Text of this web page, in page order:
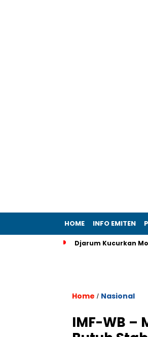
HOME INFO EMITEN
Djarum Kucurkan
Home / Nasional
IMF-WB